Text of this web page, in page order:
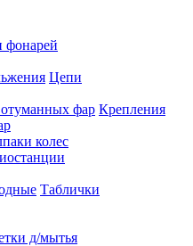
фонарей
Цепи
Крепления
колес
Таблички
д/мытья